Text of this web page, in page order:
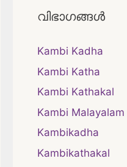
വിഭാഗങ്ങൾ
Kambi Kadha
Kambi Katha
Kambi Kathakal
Kambi
Kambikadha
Kambikathakal